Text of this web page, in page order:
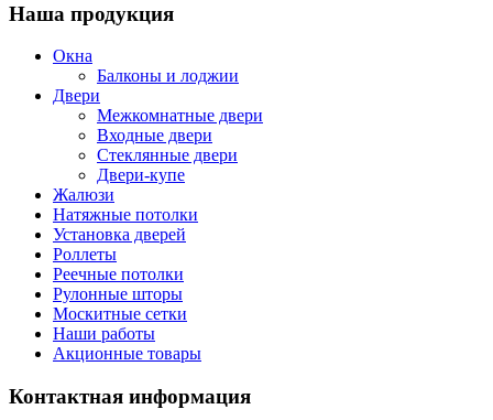
Наша продукция
Окна
Балконы и лоджии
Двери
Межкомнатные двери
Входные двери
Стеклянные двери
Двери-купе
Жалюзи
Натяжные потолки
Установка дверей
Роллеты
Реечные потолки
Рулонные шторы
Москитные сетки
Наши работы
Акционные товары
Контактная информация